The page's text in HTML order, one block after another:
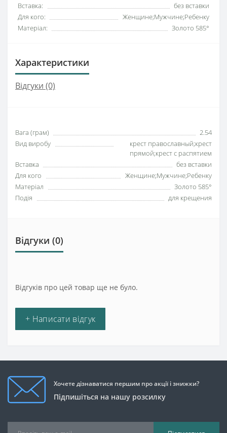
Вставка:
без вставки
Для кого:
Женщине;Мужчине;Ребенку
Матеріал:
Золото 585°
Характеристики
Відгуки (0)
Вага (грам)
2.54
Вид виробу
крест православный;крест
прямой;крест с распятием
Вставка
без вставки
Для кого
Женщине;Мужчине;Ребенку
Матеріал
Золото 585°
Подія
для крещения
Відгуки (0)
Відгуків про цей товар ще не було.
+ Написати відгук
Хочете дізнаватися першим про акції і знижки?
Підпишіться на нашу розсилку